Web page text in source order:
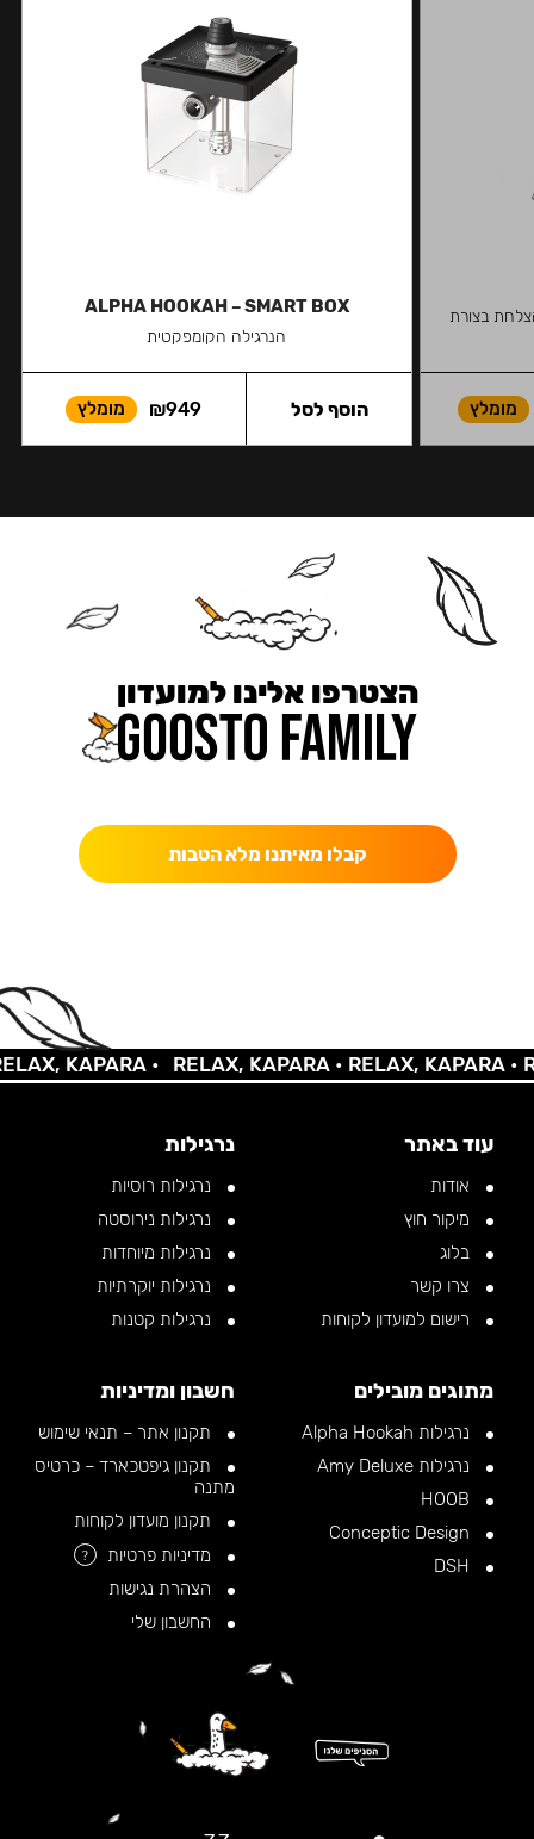
בצורת
מומלץ
ALPHA HOOKAH – SMART BOX
הנרגילה הקומפקטית
₪949 מומלץ הוסף לסל
הצטרפו אלינו למועדון
קבלו מאיתנו מלא הטבות
KAPARA • RELAX, KAPARA •RELAX, KAPARA •
עוד באתר
אודות
מיקור חוץ
בלוג
צרו קשר
רישום למועדון לקוחות
נרגילות
נרגילות רוסיות
נרגילות נירוסטה
נרגילות מיוחדות
נרגילות יוקרתיות
נרגילות קטנות
מתוגים מובילים
נרגילות Alpha Hookah
נרגילות Amy Deluxe
חשבון ומדיניות
תקנון אתר – תנאי שימוש
תקנון גיפטכארד – כרטיס
מתנה
תקנון מועדון לקוחות
מדיניות פרטיות
?
הצהרת נגישות
החשבון שלי